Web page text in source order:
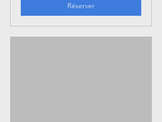
Réserver